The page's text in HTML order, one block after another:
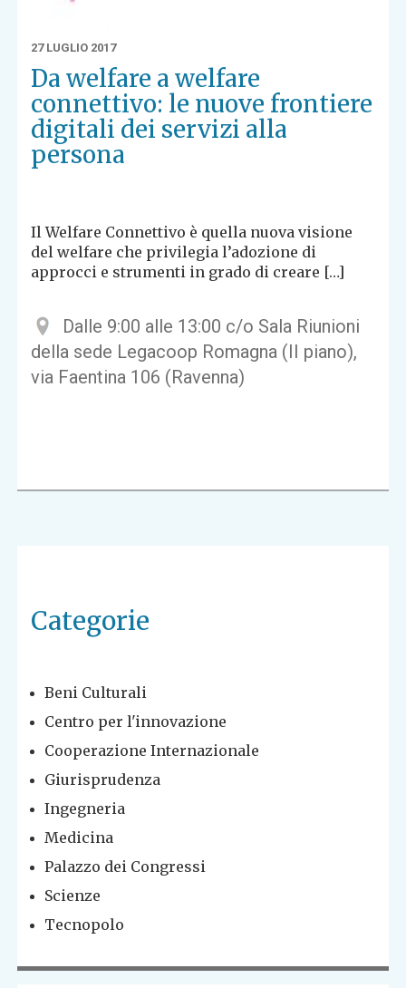
27 LUGLIO 2017
Da welfare a welfare
connettivo: le nuove frontiere
digitali dei servizi alla
persona
Il Welfare Connettivo è quella nuova visione
del welfare che privilegia l’adozione di
approcci e strumenti in grado di creare […]
Dalle 9:00 alle 13:00 c/o Sala Riunioni
della sede Legacoop Romagna (II piano),
via Faentina 106 (Ravenna)
Categorie
Beni Culturali
Centro per l'innovazione
Cooperazione Internazionale
Giurisprudenza
Ingegneria
Medicina
Palazzo dei Congressi
Scienze
Tecnopolo